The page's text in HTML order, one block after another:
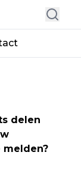
delen